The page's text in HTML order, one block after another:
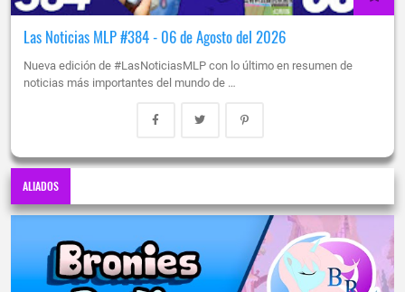
Las Noticias MLP #384 - 06 de Agosto del 2026
Nueva edición de #LasNoticiasMLP con lo último en resumen de
noticias más importantes del mundo de …
ALIADOS